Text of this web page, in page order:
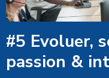
#5 Evoluer,
passion &